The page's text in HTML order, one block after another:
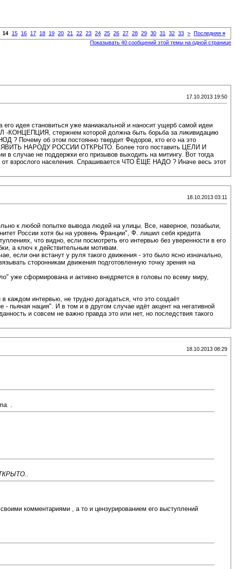
14 15 16 17 18 19 20 21 22 23 24 25 26 27 28 29 30 31 32 33 > Последняя »
Показывать 40 сообщений этой темы на одной странице
17.10.2013 19:50
идея становиться уже маниакальной и наносит ущерб самой идеи
стержнем которой должна быть борьба за ликивидацию
об этом постоянно твердит Федоров, кто его на это
ЗАЯВИТЬ НАРОДУ РОССИИ ОТКРЫТО. Более того поставить ЦЕЛИ И
не поддержки его призывов выходить на митингу. Вот тогда
населения. Спрашивается ЧТО ЁЩЕ НАДО ? Иначе весь этот
18.10.2013 03:11
к любой попытке вывода людей на улицы. Все, наверное, позабыли,
России хотя бы на уровень Франции", Ф. лишил себя кредита
что видно, если посмотреть его интервью без уверенности в его
а ключ к действительным мотивам.
если они встанут у руля такого движения - это было ясно изначально,
сторонникам движения подготовленную точку зрения на
уже сформирована и активно внедряется в головы по всему миру,
каждом интервью, не трудно догадаться, что это создаёт
пьяная нация". И в том и в другом случае идёт акцент на негативной
и совсем не важно правда это или нет, но последствия такого
18.10.2013 08:29
.
комментариями , а то и цензурированием его выступлений